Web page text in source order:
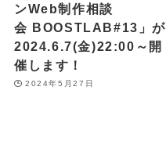
ンWeb制作相談
会 BOOSTLAB#13」が
2024.6.7(金)22:00～開
催します！
2024年5月27日